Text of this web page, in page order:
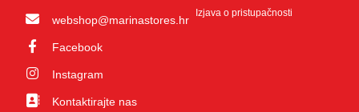
webshop@marinastores.hr
Facebook
Instagram
Kontaktirajte nas
Izjava o pristupačnosti